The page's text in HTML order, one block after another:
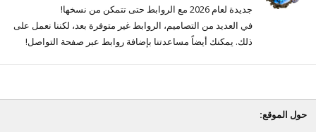
جديدة لعام 2026 مع الروابط حتى تتمكن من نسخها!
في العديد من التصاميم، الروابط غير متوفرة بعد، لكننا نعمل على
ذلك. يمكنك أيضاً مساعدتنا بإضافة روابط عبر صفحة التواصل!
حول الموقع: